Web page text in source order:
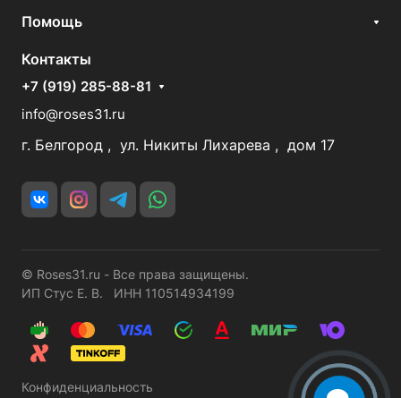
Помощь
Контакты
+7 (919) 285-88-81
info@roses31.ru
г. Белгород , ул. Никиты Лихарева , дом 17
© Roses31.ru - Все права защищены.
ИП Стус Е. В. ИНН 110514934199
Конфиденциальность